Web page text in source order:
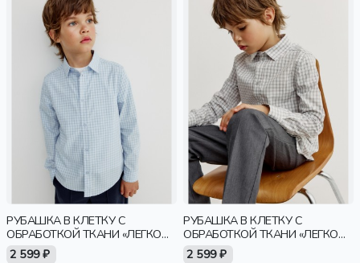
РУБАШКА В КЛЕТКУ С
ОБРАБОТКОЙ ТКАНИ «ЛЕГКО
ГЛАДИТЬ» ДЛЯ МАЛЬЧИКОВ
2 599 ₽
РУБАШКА В КЛЕТКУ С
ОБРАБОТКОЙ ТКАНИ «ЛЕГКО
ГЛАДИТЬ» ДЛЯ МАЛЬЧИКОВ
2 599 ₽